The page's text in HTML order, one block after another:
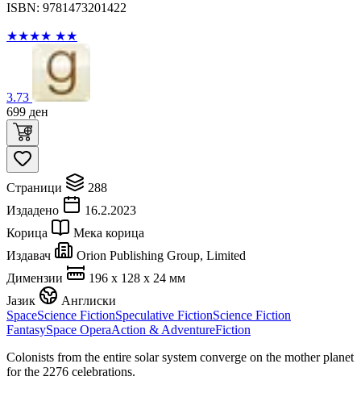
ISBN: 9781473201422
★★★★ ★★
3.73
699 ден
Страници
288
Издадено
16.2.2023
Корица
Мека корица
Издавач
Orion Publishing Group, Limited
Димензии
196 x 128 x 24 мм
Јазик
Англиски
SpaceScience FictionSpeculative FictionScience Fiction
FantasySpace OperaAction & AdventureFiction
Colonists from the entire solar system converge on the mother planet
for the 2276 celebrations.